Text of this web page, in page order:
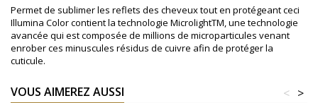
Permet de sublimer les reflets des cheveux tout en protégeant ceci
Illumina Color contient la technologie MicrolightTM, une technologie
avancée qui est composée de millions de microparticules venant
enrober ces minuscules résidus de cuivre afin de protéger la
cuticule.
VOUS AIMEREZ AUSSI >
<